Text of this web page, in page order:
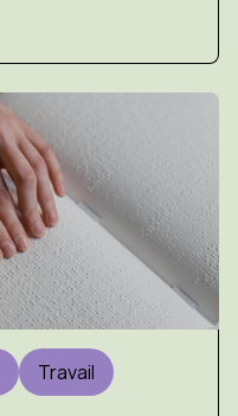
Travail